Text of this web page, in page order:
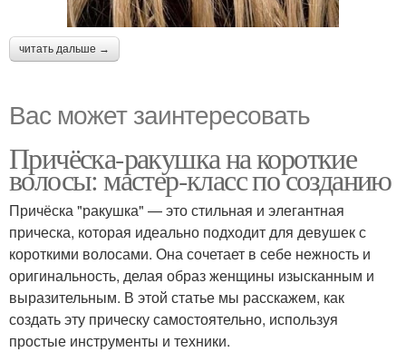
читать дальше →
Вас может заинтересовать
Причёска-ракушка на короткие
волосы: мастер-класс по созданию
Причёска "ракушка" — это стильная и элегантная
прическа, которая идеально подходит для девушек с
короткими волосами. Она сочетает в себе нежность и
оригинальность, делая образ женщины изысканным и
выразительным. В этой статье мы расскажем, как
создать эту прическу самостоятельно, используя
простые инструменты и техники.